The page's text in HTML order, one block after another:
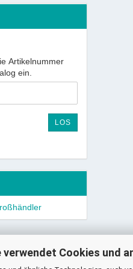
verwendet Cookies und
Artikelnummer
ein.
LOS
Impressum Kontakt